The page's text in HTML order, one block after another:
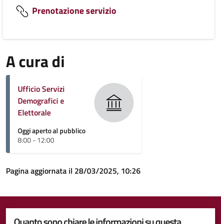
Prenotazione servizio
A cura di
Ufficio Servizi
Demografici e
Elettorale
Oggi aperto al pubblico
8:00 - 12:00
Pagina aggiornata il 28/03/2025, 10:26